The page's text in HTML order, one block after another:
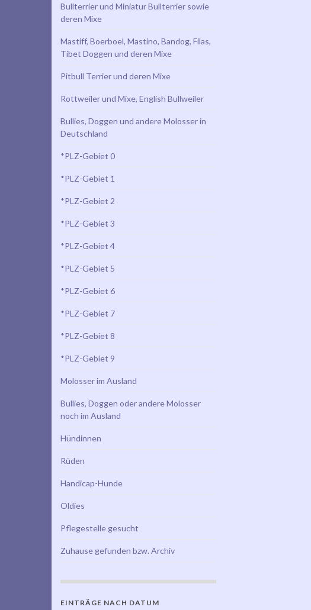
Bullterrier und Miniatur Bullterrier sowie
deren Mixe
Mastiff, Boerboel, Mastino, Bandog, Filas,
Tibet Doggen und deren Mixe
Pitbull Terrier und deren Mixe
Rottweiler und Mixe, English Bullweiler
Bullies, Doggen und andere Molosser in
Deutschland
*PLZ-Gebiet 0
*PLZ-Gebiet 1
*PLZ-Gebiet 2
*PLZ-Gebiet 3
*PLZ-Gebiet 4
*PLZ-Gebiet 5
*PLZ-Gebiet 6
*PLZ-Gebiet 7
*PLZ-Gebiet 8
*PLZ-Gebiet 9
Molosser im Ausland
Bullies, Doggen oder andere Molosser
noch im Ausland
Hündinnen
Rüden
Handicap-Hunde
Oldies
Pflegestelle gesucht
Zuhause gefunden bzw. Archiv
EINTRÄGE NACH DATUM